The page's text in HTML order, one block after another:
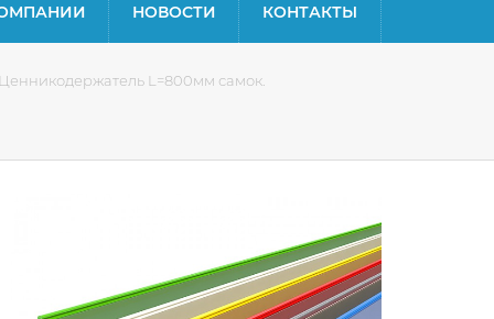
НОВОСТИ КОНТАКТЫ
L=800мм самок.